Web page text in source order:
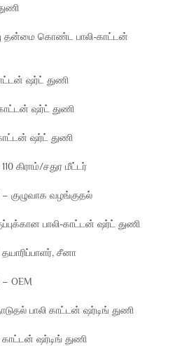
தன்மை கொண்ட பாலி-காட்டன்
ஷர்ட் துணி
காட்டன் ஷர்ட் துணி
ஷர்ட் துணி
கிராம்/சதுர மீட்டர்
குழுவாக வழங்குதல்
பாலி-காட்டன் ஷர்ட் துணி
சீனா
OEM
பாலி காட்டன் ஷர்டிங் துணி
காட்டன் ஷர்டிங் துணி